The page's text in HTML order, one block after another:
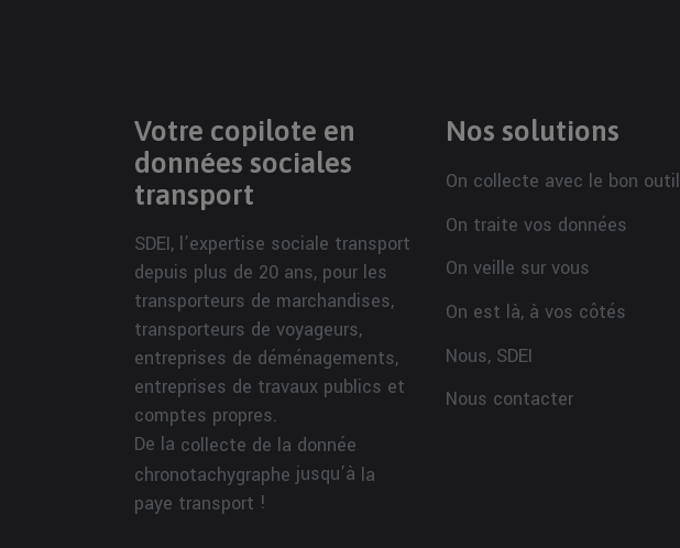
Votre copilote en
données sociales
transport
SDEI, l’expertise sociale transport
depuis plus de 20 ans, pour les
transporteurs de marchandises,
transporteurs de voyageurs,
entreprises de déménagements,
entreprises de travaux publics et
comptes propres.
De la collecte de la donnée
chronotachygraphe jusqu’à la
paye transport !
Nos solutions
On collecte avec le bon outil
On traite vos données
On veille sur vous
On est là, à vos côtés
Nous, SDEI
Nous contacter